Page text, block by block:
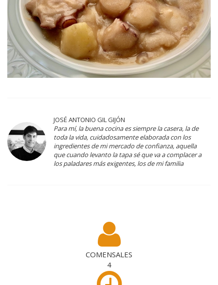
JOSÉ ANTONIO GIL GIJÓN
Para mí, la buena cocina es siempre la casera, la de
toda la vida, cuidadosamente elaborada con los
ingredientes de mi mercado de confianza, aquella
que cuando levanto la tapa sé que va a complacer a
los paladares más exigentes, los de mi familia
COMENSALES
4